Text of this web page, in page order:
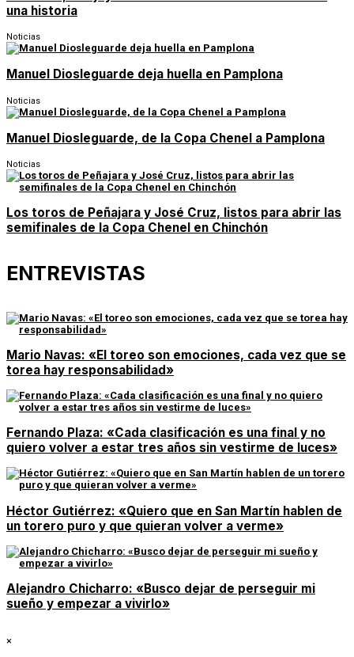
una historia
Noticias
Manuel Diosleguarde deja huella en Pamplona
Noticias
Manuel Diosleguarde, de la Copa Chenel a Pamplona
Noticias
Los toros de Peñajara y José Cruz, listos para abrir las
semifinales de la Copa Chenel en Chinchón
ENTREVISTAS
Mario Navas: «El toreo son emociones, cada vez que se
torea hay responsabilidad»
Fernando Plaza: «Cada clasificación es una final y no
quiero volver a estar tres años sin vestirme de luces»
Héctor Gutiérrez: «Quiero que en San Martín hablen de
un torero puro y que quieran volver a verme»
Alejandro Chicharro: «Busco dejar de perseguir mi
sueño y empezar a vivirlo»
×